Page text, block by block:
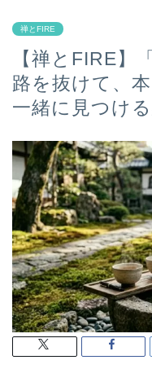
禅とFIRE
【禅とFIRE】
路を抜けて、
一緒に見つける